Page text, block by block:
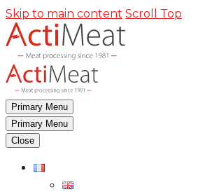
Skip to main content Scroll Top
Primary Menu
Primary Menu
Close
Panneau de gestion des cookies